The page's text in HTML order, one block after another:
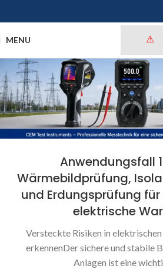
MENU
Anwendungsfall
Wärmebildprüfung,
und Erdungsprüfung
elektrische
Versteckte Risiken in
erkennenDer sichere und stabile
Anlagen ist eine